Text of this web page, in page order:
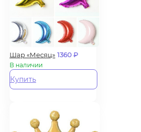
Шар «Месяц» 1360₽
В наличии
Купить